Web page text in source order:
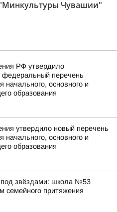
Чувашии"
РФ утвердило
федеральный перечень
начального, основного и
образования
утвердило новый перечень
начального, основного и
образования
под звёздами: школа №53
семейного притяжения